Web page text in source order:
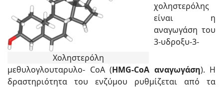
Χοληστερόλη
χοληστερόλης
είναι η
αναγωγάση του
3-υδροξυ-3-
μεθυλογλουταρυλο- CoA (HMG-CoA αναγωγάση). Η
δραστηριότητα του ενζύμου ρυθμίζεται από τα